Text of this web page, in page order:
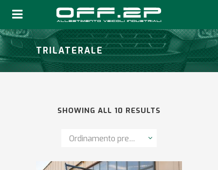
TRILATERALE
SHOWING ALL 10 RESULTS
Ordinamento predefinito